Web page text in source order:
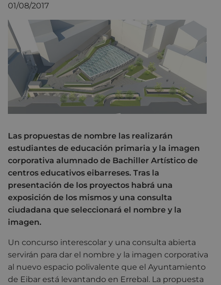
01/08/2017
Las propuestas de nombre las realizarán
estudiantes de educación primaria y la imagen
corporativa alumnado de Bachiller Artístico de
centros educativos eibarreses. Tras la
presentación de los proyectos habrá una
exposición de los mismos y una consulta
ciudadana que seleccionará el nombre y la
imagen.
Un concurso interescolar y una consulta abierta
servirán para dar el nombre y la imagen corporativa
al nuevo espacio polivalente que el Ayuntamiento
de Eibar está levantando en Errebal. La propuesta